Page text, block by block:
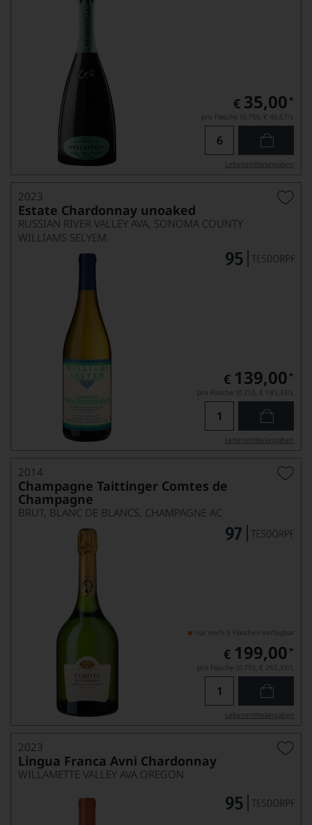
€ 35,00 *
pro Flasche (0.75l), € 46,67/L
Lebensmittel­angaben
2023
Estate Chardonnay unoaked
RUSSIAN RIVER VALLEY AVA, SONOMA COUNTY
WILLIAMS SELYEM
€ 139,00 *
pro Flasche (0.75l), € 185,33/L
Lebensmittel­angaben
2014
Champagne Taittinger Comtes de
Champagne
BRUT, BLANC DE BLANCS, CHAMPAGNE AC
nur noch 5 Flaschen verfügbar
€ 199,00 *
pro Flasche (0.75l), € 265,33/L
Lebensmittel­angaben
2023
Lingua Franca Avni Chardonnay
WILLAMETTE VALLEY AVA OREGON